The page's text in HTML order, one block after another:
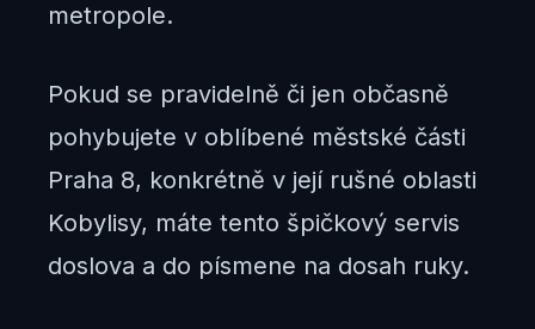
metropole.
Pokud se pravidelně či jen občasně
pohybujete v oblíbené městské části
Praha 8, konkrétně v její rušné oblasti
Kobylisy, máte tento špičkový servis
doslova a do písmene na dosah ruky.